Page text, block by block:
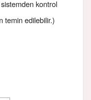
kontrol
temin edilebilir.)